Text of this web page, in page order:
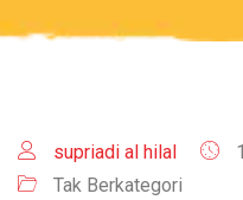
supriadi al hilal
Tak Berkategori